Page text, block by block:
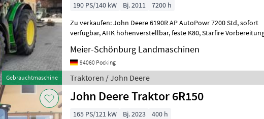
Gebrauchtmaschine
190 PS/140 kW Bj. 2011
7200 h
Zu verkaufen: John Deere 6190R AP AutoPowr 7200 Std, sofort
verfügbar, AHK höhenverstellbar, feste K80, Starfire Vorbereitung,
Meier-Schönburg Landmaschinen
94060 Pocking
Traktoren / John Deere
John Deere Traktor 6R150
165 PS/121 kW Bj. 2023 400 h